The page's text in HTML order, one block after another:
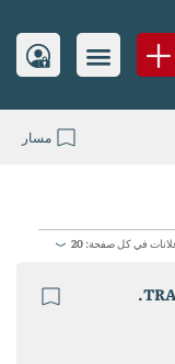
في كل صفحة: 20
مسار